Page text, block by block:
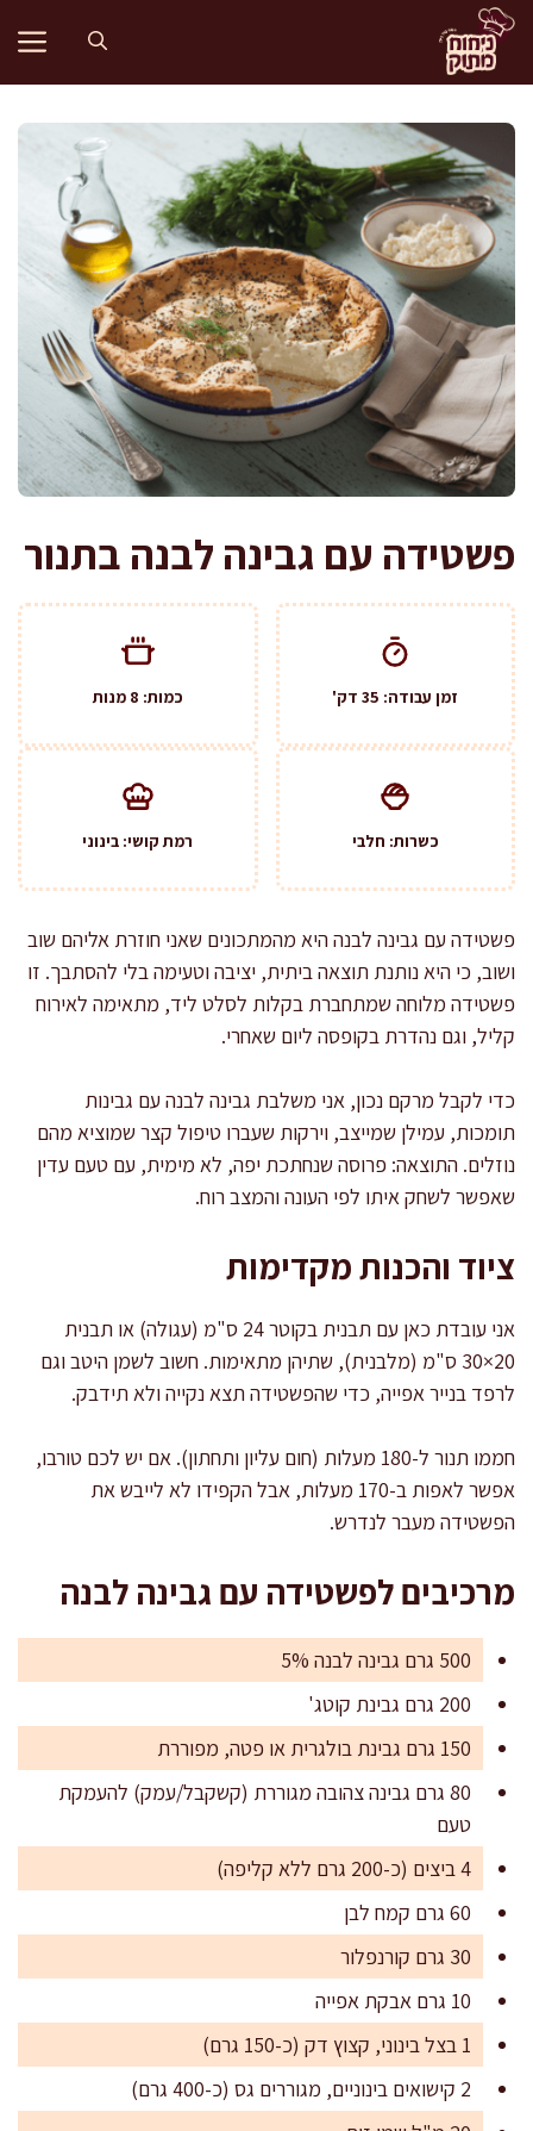
לדלג
לתוכן
פשטידה עם גבינה לבנה בתנור
זמן עבודה: 35 דק' כמות: 8 מנות
כשרות: חלבי רמת קושי: בינוני
פשטידה עם גבינה לבנה היא מהמתכונים שאני חוזרת אליהם שוב
ושוב, כי היא נותנת תוצאה ביתית, יציבה וטעימה בלי להסתבך. זו
פשטידה מלוחה שמתחברת בקלות לסלט ליד, מתאימה לאירוח
קליל, וגם נהדרת בקופסה ליום שאחרי.
כדי לקבל מרקם נכון, אני משלבת גבינה לבנה עם גבינות
תומכות, עמילן שמייצב, וירקות שעברו טיפול קצר שמוציא מהם
נוזלים. התוצאה: פרוסה שנחתכת יפה, לא מימית, עם טעם עדין
שאפשר לשחק איתו לפי העונה והמצב רוח.
ציוד והכנות מקדימות
אני עובדת כאן עם תבנית בקוטר 24 ס"מ (עגולה) או תבנית
20×30 ס"מ (מלבנית), שתיהן מתאימות. חשוב לשמן היטב וגם
לרפד בנייר אפייה, כדי שהפשטידה תצא נקייה ולא תידבק.
חממו תנור ל-180 מעלות (חום עליון ותחתון). אם יש לכם טורבו,
אפשר לאפות ב-170 מעלות, אבל הקפידו לא לייבש את
הפשטידה מעבר לנדרש.
מרכיבים לפשטידה עם גבינה לבנה
500 גרם גבינה לבנה 5%
200 גרם גבינת קוטג'
150 גרם גבינת בולגרית או פטה, מפוררת
80 גרם גבינה צהובה מגוררת (קשקבל/עמק) להעמקת
טעם
4 ביצים (כ-200 גרם ללא קליפה)
60 גרם קמח לבן
30 גרם קורנפלור
10 גרם אבקת אפייה
1 בצל בינוני, קצוץ דק (כ-150 גרם)
2 קישואים בינוניים, מגוררים גס (כ-400 גרם)